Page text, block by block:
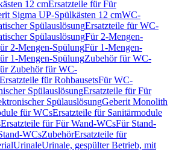
12 cmErsatzteile für Für
Sigma UP-Spülkästen 12 cmWC-
SpülauslösungErsatzteile für WC-
SpülauslösungFür 2-Mengen-
2-Mengen-SpülungFür 1-Mengen-
1-Mengen-SpülungZubehör für WC-
Zubehör für WC-
Ersatzteile für RohbausetsFür WC-
SpülauslösungErsatzteile für Für
SpülauslösungGeberit Monolith
für WCsErsatzteile für Sanitärmodule
Ersatzteile für Für Wand-WCsFür Stand-
WCsZubehörErsatzteile für
UrinaleUrinale, gespülter Betrieb, mit